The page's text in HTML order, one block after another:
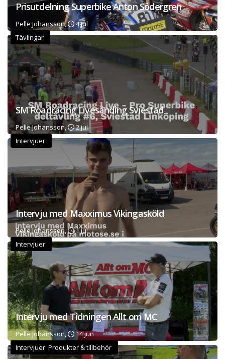
Prisutdelning Superbike Anton Södergren
Pelle Johansson,
4 jul
Tävlingar
SM Roadracing Livesänding Sviestad
Pelle Johansson,
2 jul
Intervjuer
Intervju med Maxximus Vikingasköld
Pelle Johansson,
1 jul
Intervjuer
Intervju med Tidningen Allt om MC
Pelle Johansson,
14 jun
Intervjuer Produkter & tillbehör